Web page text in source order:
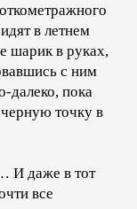
в летнем
шарик в руках,
с ним
далеко, пока
точку в
И даже в тот
все